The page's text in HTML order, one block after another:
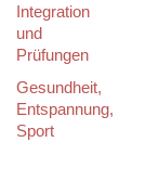
Integration
und
Prüfungen
Gesundheit,
Entspannung,
Sport